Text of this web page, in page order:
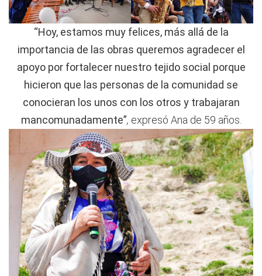
“Hoy, estamos muy felices, más allá de la
importancia de las obras queremos agradecer el
apoyo por fortalecer nuestro tejido social porque
hicieron que las personas de la comunidad se
conocieran los unos con los otros y trabajaran
mancomunadamente”, expresó Ana de 59 años.